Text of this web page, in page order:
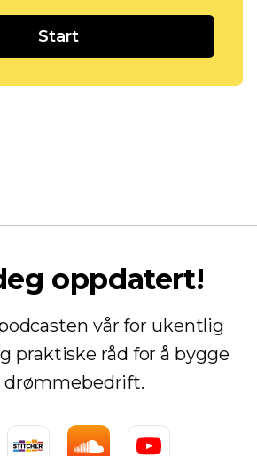
Start
oppdatert!
vår for ukentlig
praktiske råd for å bygge
drømmebedrift.